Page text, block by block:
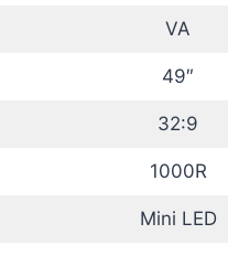
VA
49″
32:9
1000R
Mini LED